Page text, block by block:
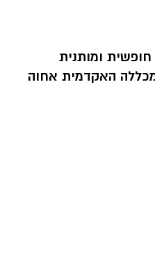
ומותנית
האקדמית אחוה